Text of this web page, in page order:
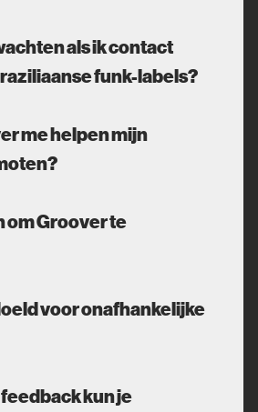
als ik contact
funk-labels?
me helpen mijn
om Groover te
voor onafhankelijke
kun je